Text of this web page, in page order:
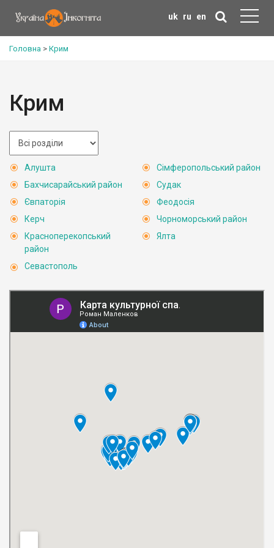
uk ru en
Головна > Крим
Крим
Алушта
Бахчисарайський район
Євпаторія
Керч
Красноперекопський
район
Севастополь
Сімферопольський район
Судак
Феодосія
Чорноморський район
Ялта